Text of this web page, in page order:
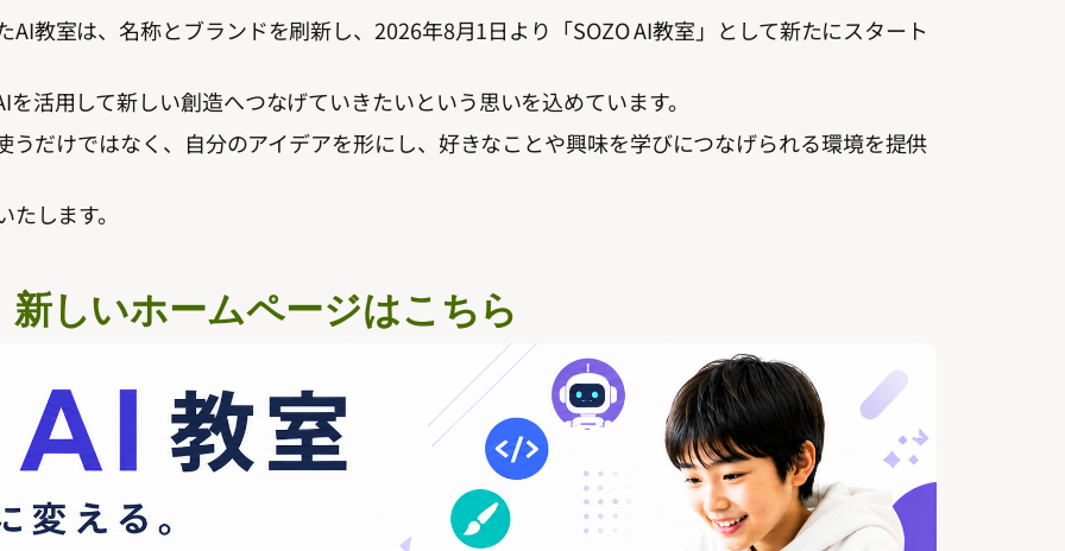
教室は、名称とブランドを刷新し、2026年8月1日より「SOZO AI教室」として新たにスタート
活用して新しい創造へつなげていきたいという思いを込めています。
うだけではなく、自分のアイデアを形にし、好きなことや興味を学びにつなげられる環境を提供
します。
新しいホームページはこちら